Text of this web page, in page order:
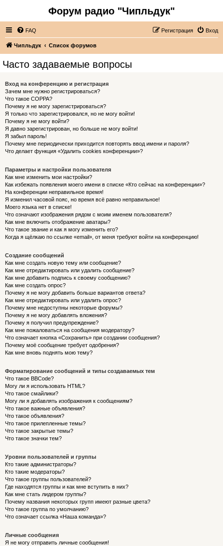
Форум радио "Чипльдук"
FAQ Вход
Регистрация
Чипльдук Список форумов
Часто задаваемые вопросы
Вход на конференцию и регистрация
Зачем мне нужно регистрироваться?
Что такое COPPA?
Почему я не могу зарегистрироваться?
Я только что зарегистрировался, но не могу войти!
Почему я не могу войти?
Я давно зарегистрирован, но больше не могу войти!
Я забыл пароль!
Почему мне периодически приходится повторять ввод имени и пароля?
Что делает функция «Удалить cookies конференции»?
Параметры и настройки пользователя
Как мне изменить мои настройки?
Как избежать появления моего имени в списке «Кто сейчас на конференции»?
На конференции неправильное время!
Я изменил часовой пояс, но время всё равно неправильное!
Моего языка нет в списке!
Что означают изображения рядом с моим именем пользователя?
Как мне включить отображение аватары?
Что такое звание и как я могу изменить его?
Когда я щёлкаю по ссылке «email», от меня требуют войти на конференцию!
Создание сообщений
Как мне создать новую тему или сообщение?
Как мне отредактировать или удалить сообщение?
Как мне добавить подпись к своему сообщению?
Как мне создать опрос?
Почему я не могу добавить больше вариантов ответа?
Как мне отредактировать или удалить опрос?
Почему мне недоступны некоторые форумы?
Почему я не могу добавлять вложения?
Почему я получил предупреждение?
Как мне пожаловаться на сообщения модератору?
Что означает кнопка «Сохранить» при создании сообщения?
Почему моё сообщение требует одобрения?
Как мне вновь поднять мою тему?
Форматирование сообщений и типы создаваемых тем
Что такое BBCode?
Могу ли я использовать HTML?
Что такое смайлики?
Могу ли я добавлять изображения к сообщениям?
Что такое важные объявления?
Что такое объявления?
Что такое прилепленные темы?
Что такое закрытые темы?
Что такое значки тем?
Уровни пользователей и группы
Кто такие администраторы?
Кто такие модераторы?
Что такое группы пользователей?
Где находятся группы и как мне вступить в них?
Как мне стать лидером группы?
Почему названия некоторых групп имеют разные цвета?
Что такое группа по умолчанию?
Что означает ссылка «Наша команда»?
Личные сообщения
Я не могу отправить личные сообщения!